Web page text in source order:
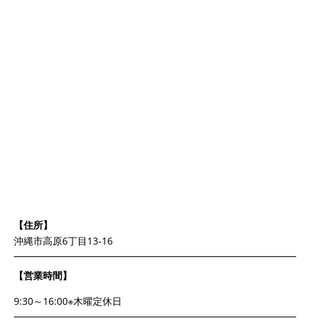
【住所】
沖縄市高原6丁目13-16
【営業時間】
9:30～16:00※木曜定休日